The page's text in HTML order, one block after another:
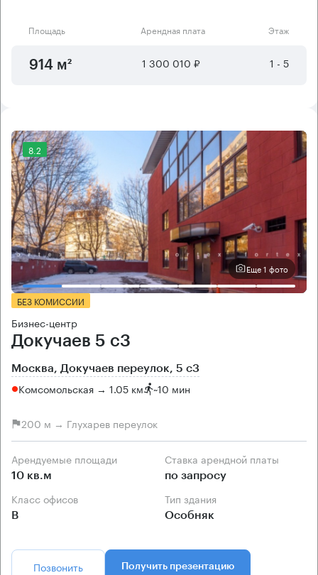
Площадь Арендная плата Этаж
914 м² 1 300 010 ₽ 1 - 5
8.2
Еще 1 фото
БЕЗ КОМИССИИ
Бизнес-центр
Докучаев 5 с3
Москва, Докучаев переулок, 5 с3
Комсомольская → 1.05 км ~10 мин
200 м → Глухарев переулок
Арендуемые площади
10 кв.м
Ставка арендной платы
по запросу
Класс офисов
B
Тип здания
Особняк
Позвонить Получить презентацию